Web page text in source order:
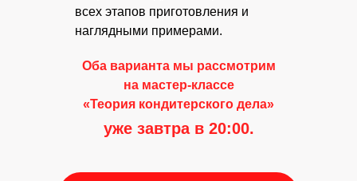
всех этапов приготовления и
наглядными примерами.
Оба варианта мы рассмотрим
на мастер-классе
«Теория кондитерского дела»
уже завтра в 20:00.